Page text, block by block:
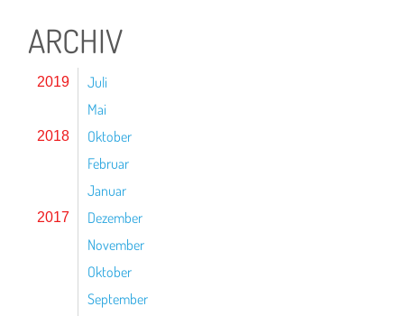
ARCHIV
2019
Juli
Mai
2018
Oktober
Februar
Januar
2017
Dezember
November
Oktober
September